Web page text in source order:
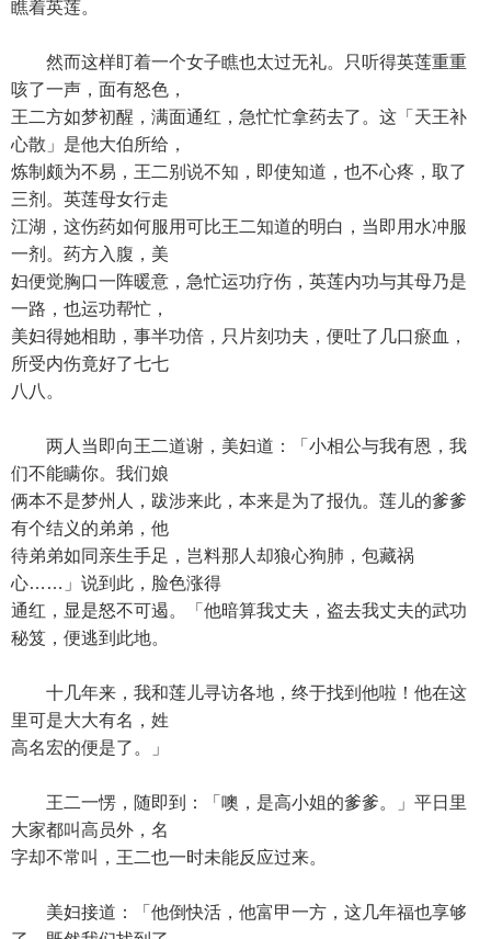
瞧着英莲。
然而这样盯着一个女子瞧也太过无礼。只听得英莲重重
咳了一声，面有怒色，
王二方如梦初醒，满面通红，急忙忙拿药去了。这「天王补
心散」是他大伯所给，
炼制颇为不易，王二别说不知，即使知道，也不心疼，取了
三剂。英莲母女行走
江湖，这伤药如何服用可比王二知道的明白，当即用水冲服
一剂。药方入腹，美
妇便觉胸口一阵暖意，急忙运功疗伤，英莲内功与其母乃是
一路，也运功帮忙，
美妇得她相助，事半功倍，只片刻功夫，便吐了几口瘀血，
所受内伤竟好了七七
八八。
两人当即向王二道谢，美妇道：「小相公与我有恩，我
们不能瞒你。我们娘
俩本不是梦州人，跋涉来此，本来是为了报仇。莲儿的爹爹
有个结义的弟弟，他
待弟弟如同亲生手足，岂料那人却狼心狗肺，包藏祸
心……」说到此，脸色涨得
通红，显是怒不可遏。「他暗算我丈夫，盗去我丈夫的武功
秘笈，便逃到此地。
十几年来，我和莲儿寻访各地，终于找到他啦！他在这
里可是大大有名，姓
高名宏的便是了。」
王二一愣，随即到：「噢，是高小姐的爹爹。」平日里
大家都叫高员外，名
字却不常叫，王二也一时未能反应过来。
美妇接道：「他倒快活，他富甲一方，这几年福也享够